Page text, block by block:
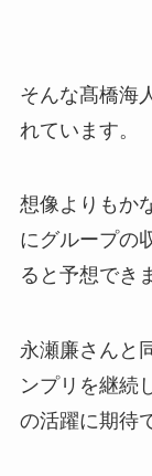
そんな髙橋海
れています。
想像よりもか
にグループの
ると予想でき
永瀬廉さんと
ンプリを継続
の活躍に期待